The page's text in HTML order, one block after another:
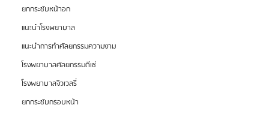
ยกกระชับหน้าอก
แนะนำโรงพยาบาล
แนะนำการทำศัลยกรรมความงาม
โรงพยาบาลศัลยกรรมดีเซ่
โรงพยาบาลจิวเวลรี่
ยกกระชับกรอบหน้า